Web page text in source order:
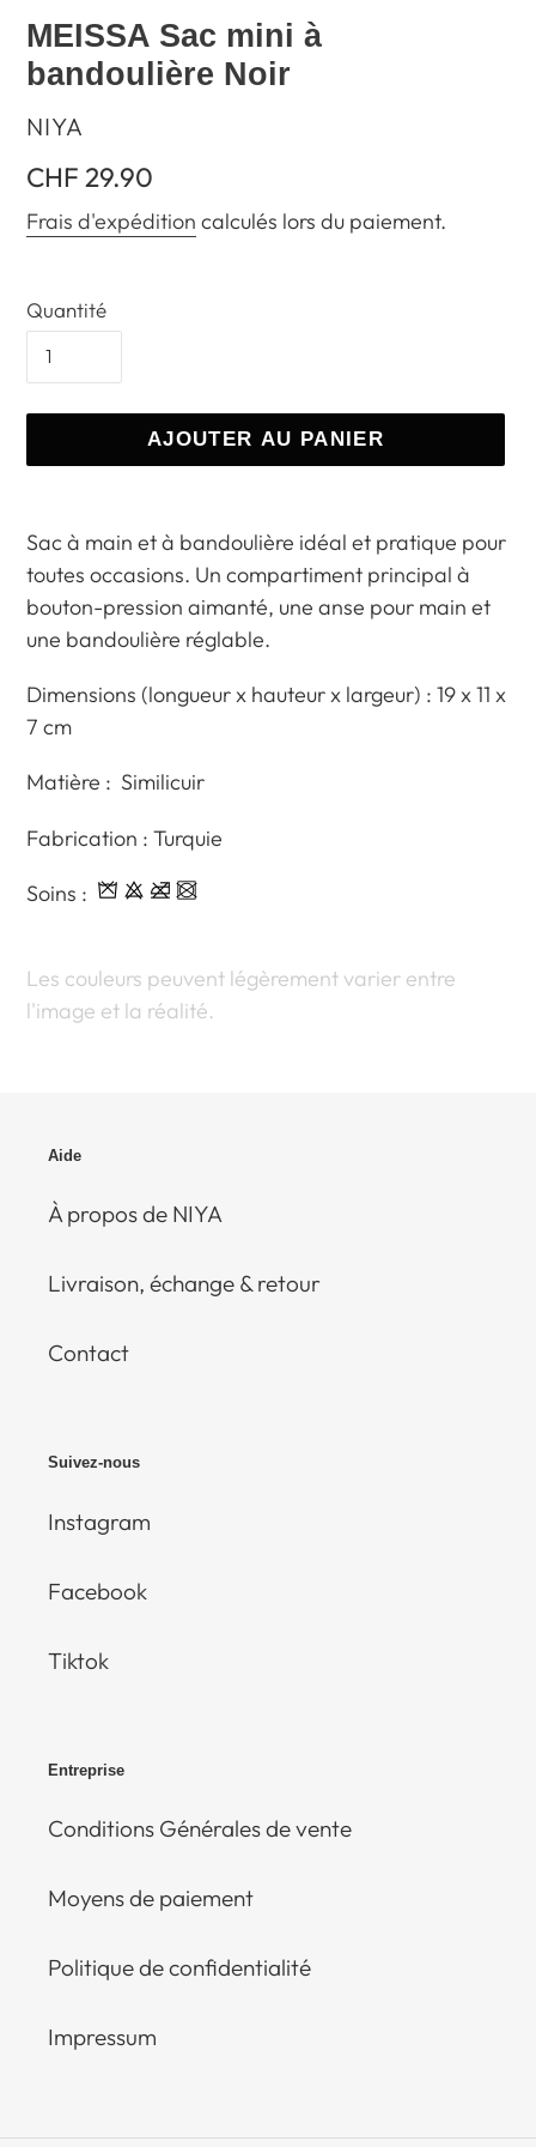
MEISSA Sac mini à
bandoulière Noir
DISTRIBUTEUR
NIYA
Prix
normal
CHF 29.90
Frais d'expédition calculés lors du paiement.
Quantité
AJOUTER AU PANIER
d'un
produit
à
votre
Sac à main et à bandoulière idéal et pratique pour
toutes occasions. Un compartiment principal à
bouton-pression aimanté, une anse pour main et
une bandoulière réglable.
Dimensions (longueur x hauteur x largeur) : 19 x 11 x
7 cm
Matière : Similicuir
Fabrication : Turquie
Soins :
Les couleurs peuvent légèrement varier entre
l'image et la réalité.
Aide
À propos de NIYA
Livraison, échange & retour
Contact
Suivez-nous
Instagram
Facebook
Tiktok
Entreprise
Conditions Générales de vente
Moyens de paiement
Politique de confidentialité
Impressum